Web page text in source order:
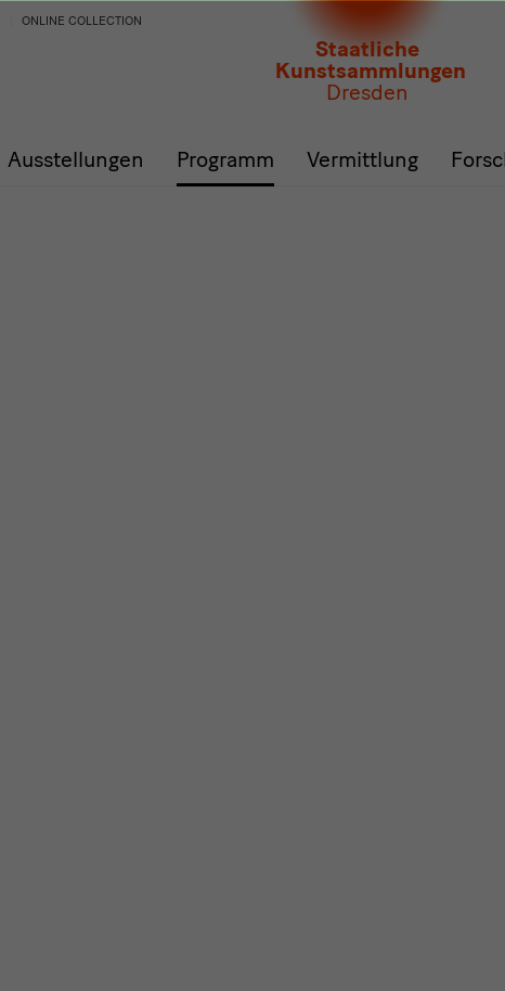
Staatliche
Kunstsammlungen
Dresden
Ausstellungen Programm Vermittlung
ONLINE COLLECTION